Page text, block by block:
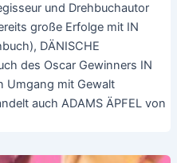
und Drehbuchautor
große Erfolge mit IN
DÄNISCHE
des Oscar Gewinners IN
Umgang mit Gewalt
auch ADAMS ÄPFEL von